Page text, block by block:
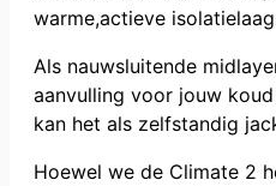
warme,actieve
Als nauwsluitende
aanvulling voor jouw
kan het als zelfstandig
Hoewel we de Climate 2